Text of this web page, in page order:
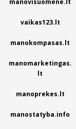
manovisuomene.lt
vaikas123.lt
manokompasas.lt
manomarketingas.
lt
manoprekes.lt
manostatyba.info